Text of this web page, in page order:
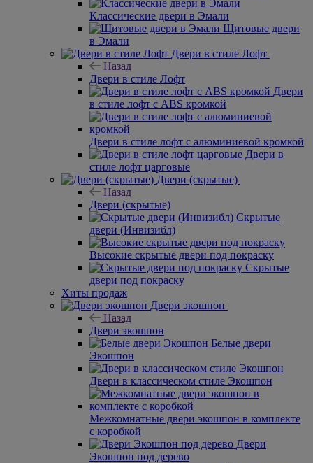
Классические двери в Эмали
Щитовые двери
в Эмали
Двери в стиле Лофт
Назад
Двери в стиле Лофт
Двери
в стиле лофт с ABS кромкой
Двери в стиле лофт с алюминиевой кромкой
Двери в
стиле лофт царговые
Двери (скрытые)
Назад
Двери (скрытые)
Скрытые
двери (Инвизибл)
Высокие скрытые двери под покраску
Скрытые
двери под покраску
Хиты продаж
Двери экошпон
Назад
Двери экошпон
Белые двери
Экошпон
Двери в классическом стиле Экошпон
Межкомнатные двери экошпон в комплекте
с коробкой
Двери
Экошпон под дерево